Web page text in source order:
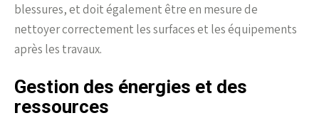
blessures, et doit également être en mesure de
nettoyer correctement les surfaces et les équipements
après les travaux.
Gestion des énergies et des
ressources